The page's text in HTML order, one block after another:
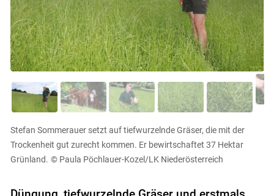
Stefan Sommerauer setzt auf tiefwurzelnde Gräser, die mit der
Trockenheit gut zurecht kommen. Er bewirtschaftet 37 Hektar
Grünland. © Paula Pöchlauer-Kozel/LK Niederösterreich